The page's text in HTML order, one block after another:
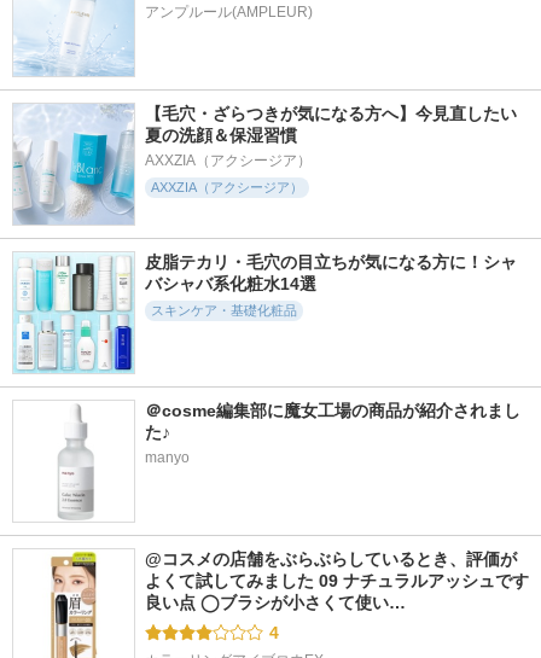
1781件
バウンシースリーピ
ングマスク
LANEIGE(ラネージ
ュ)
397件
Anua
5.4
752件
ダーマレーザー ス
ーパーブラックVC1
00マスク
ダーマレーザー
5.1
511件
夢みる ポアクリア
バームオイル
5.6
307件
5.5
モイスチャーセラム
パーフェクトワン
ランコム Yunth
アンプルール(AMPLEUR)
【毛穴・ざらつきが気になる方へ】今見直したい
夏の洗顔＆保湿習慣
AXXZIA（アクシージア）
AXXZIA（アクシージア）
皮脂テカリ・毛穴の目立ちが気になる方に！シャ
バシャバ系化粧水14選
スキンケア・基礎化粧品
＠cosme編集部に魔女工場の商品が紹介されまし
た♪
manyo
@コスメの店舗をぶらぶらしているとき、評価が
よくて試してみました 09 ナチュラルアッシュです
良い点 ◯ブラシが小さくて使い…
4